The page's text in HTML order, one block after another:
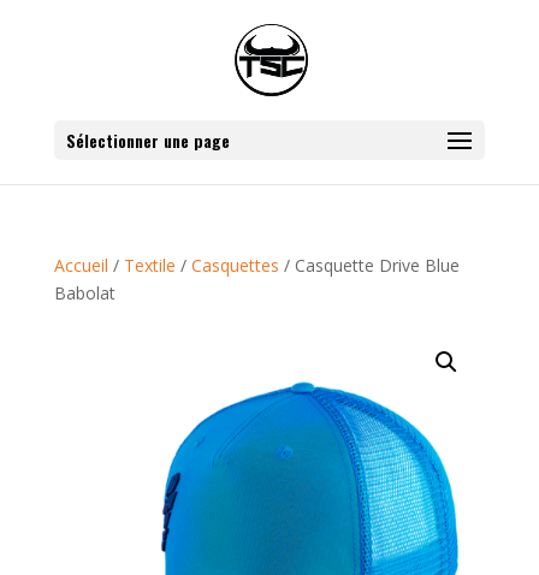
Sélectionner une page
Accueil / Textile / Casquettes / Casquette Drive Blue
Babolat